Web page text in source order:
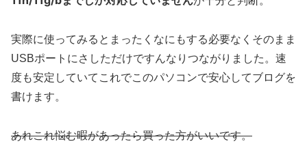
実際に使ってみるとまったくなにもする必要なくそのまま
USBポートにさしただけですんなりつながりました。速
度も安定していてこれでこのパソコンで安心してブログを
書けます。
あれこれ悩む暇があったら買った方がいいです。